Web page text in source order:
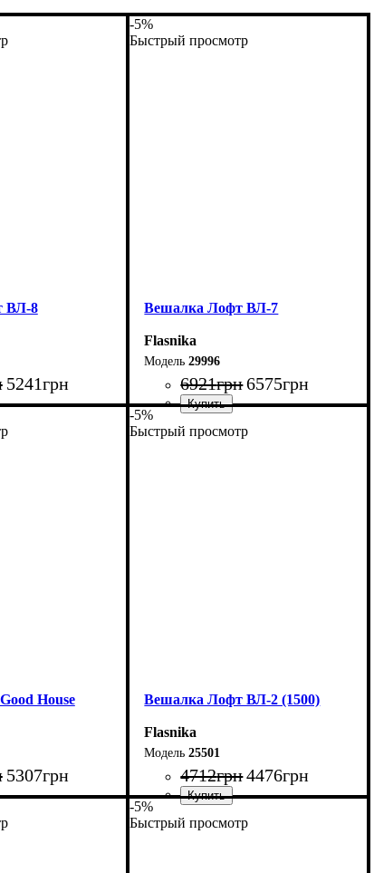
ВЛ-8
5241грн
-5%
Быстрый просмотр
Вешалка Лофт ВЛ-7
Flasnika
29996
6921грн6575грн
House
5307грн
-5%
Быстрый просмотр
Вешалка Лофт ВЛ-2 (1500)
Flasnika
25501
4712грн4476грн
-5%
Быстрый просмотр